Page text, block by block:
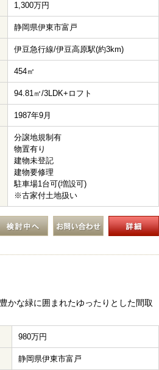
1,300万円
静岡県伊東市富戸
伊豆急行線/伊豆高原駅(約3km)
454㎡
94.81㎡/3LDK+ロフト
1987年9月
分譲地規制有
物置有り
建物未登記
建物要修理
駐車場1台可(増設可)
※古家付土地扱い
かな緑に囲まれたゆったりとした間取
980万円
静岡県伊東市富戸